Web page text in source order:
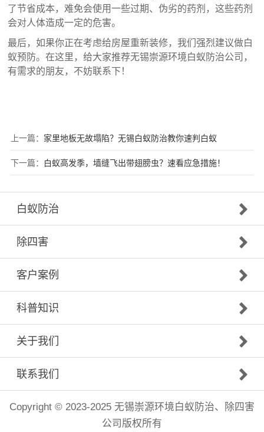
了节省成本，难免会使用一些过期、伪劣的药剂，这些药剂
会对人体造成一定的危害。
最后，如果你正在考虑给房屋重新装修，我们强烈建议做白
蚁预防。在这里，给大家推荐无锡崇源环境白蚁防治公司，
有需求的朋友，不妨联系下！
上一篇： 家里地板无故塌陷？无锡白蚁防治教你速判白蚁
下一篇： 白蚁高发季，墙缝飞出带翅膀虫？速看应急措施！
白蚁防治
除四害
客户案例
科普知识
关于我们
联系我们
Copyright © 2023-2025 无锡崇源环境白蚁防治、除四害
公司版权所有